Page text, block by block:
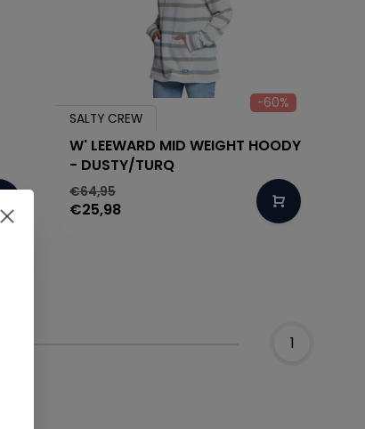
-60%
SALTY CREW
W' LEEWARD MID WEIGHT HOODY
- DUSTY/TURQ
€64,95
€25,98
1